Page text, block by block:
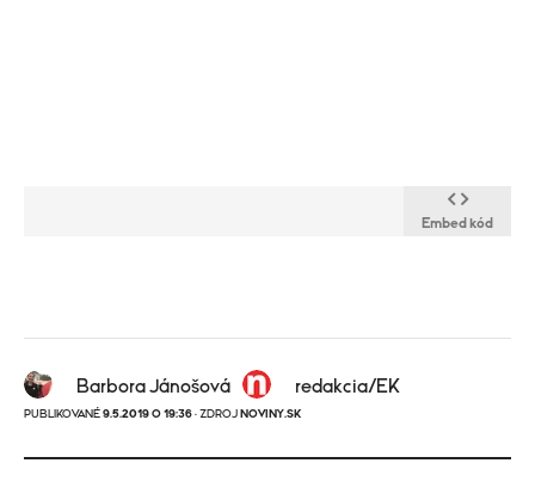
Embed kód
Barbora Jánošová redakcia/EK
PUBLIKOVANÉ 9.5.2019 O 19:36 · ZDROJ NOVINY.SK